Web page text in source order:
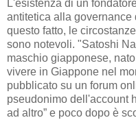
L'esistenza di un
antitetica alla
questo fatto, le
sono notevoli. "Satoshi
maschio giapponese,
vivere in Giappone nel
pubblicato su un forum
pseudonimo dell'account
ad altro” e poco dopo è